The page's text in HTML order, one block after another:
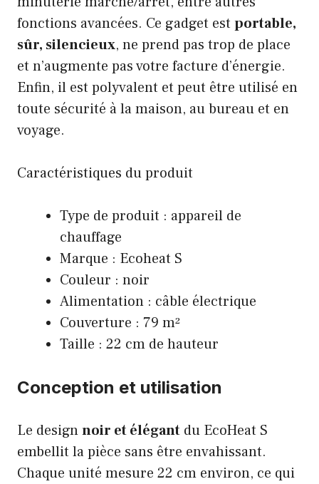
fonctions avancées. Ce gadget est portable,
sûr, silencieux, ne prend pas trop de place
et n’augmente pas votre facture d’énergie.
Enfin, il est polyvalent et peut être utilisé en
toute sécurité à la maison, au bureau et en
voyage.
Caractéristiques du produit
Type de produit : appareil de
chauffage
Marque : Ecoheat S
Couleur : noir
Alimentation : câble électrique
Couverture : 79 m²
Taille : 22 cm de hauteur
Conception et utilisation
Le designnoir et élégant du EcoHeat S
embellit la pièce sans être envahissant.
Chaque unité mesure 22 cm environ, ce qui